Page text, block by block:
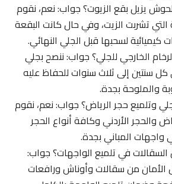
يزيل بقع الزيوت؟ جواب: نعم، نقوم
تشربت الزيت، وفي حال كانت البقعة
لسحبها قبل الجلي النهائي.
الخارجي للجلي؟ جواب: ننصح بجلي
سنتين إلى ثلاث سنوات للحفاظ عليه
والملوحة بجدة.
حجر الرياض؟ جواب: نعم، نقوم
الأردني وكافة أنواع الحجر
المباني بجدة.
في تلميع الواجهات؟ جواب:
من سقالات وأوناش ورافعات